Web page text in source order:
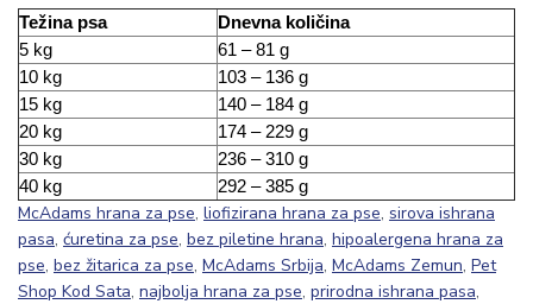
Težina psa
Dnevna količina
5 kg
61 – 81 g
10 kg
103 – 136 g
15 kg
140 – 184 g
20 kg
174 – 229 g
30 kg
236 – 310 g
40 kg
292 – 385 g
McAdams hrana za pse, liofizirana hrana za pse, sirova ishrana
pasa, ćuretina za pse, bez piletine hrana, hipoalergena hrana za
pse, bez žitarica za pse, McAdams Srbija, McAdams Zemun, Pet
Shop Kod Sata, najbolja hrana za pse, prirodna ishrana pasa,